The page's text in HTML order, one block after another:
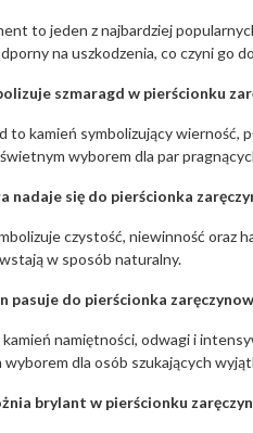
to jeden z najbardziej
na uszkodzenia, co czyni go
szmaragd w pierścionku
to kamień symbolizujący wierność,
wyborem dla par
nadaje się do pierścionka
czystość, niewinność oraz
w sposób naturalny.
pasuje do pierścionka
namiętności, odwagi i
wyborem dla osób szukających
brylant w pierścionku